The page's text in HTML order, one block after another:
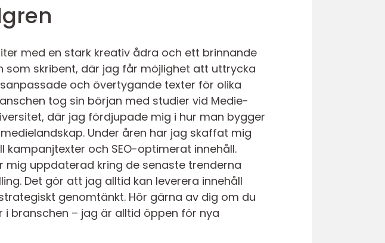
med en stark kreativ ådra och ett brinnande
som skribent, där jag får möjlighet att uttrycka
och övertygande texter för olika
tog sin början med studier vid Medie-
där jag fördjupade mig i hur man bygger
Under åren har jag skaffat mig
och SEO-optimerat innehåll.
uppdaterad kring de senaste trenderna
Det gör att jag alltid kan leverera innehåll
genomtänkt. Hör gärna av dig om du
branschen – jag är alltid öppen för nya